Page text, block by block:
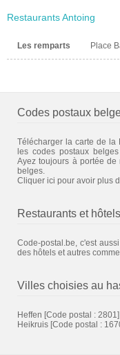
Restaurants Antoing
Les remparts Place
Codes postaux
Télécharger la carte de la
les codes postaux
Ayez toujours à portée
belges.
Cliquer ici pour avoir plus
Restaurants et hôtels
Code-postal.be, c'est
des hôtels et autres
Villes choisies au
Heffen [Code postal : 2801]
Heikruis [Code postal :